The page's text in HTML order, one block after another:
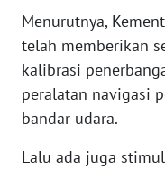
Menurutnya,
telah memberikan
kalibrasi
peralatan navigasi
bandar udara.
Lalu ada juga
WN
JABAR
WN